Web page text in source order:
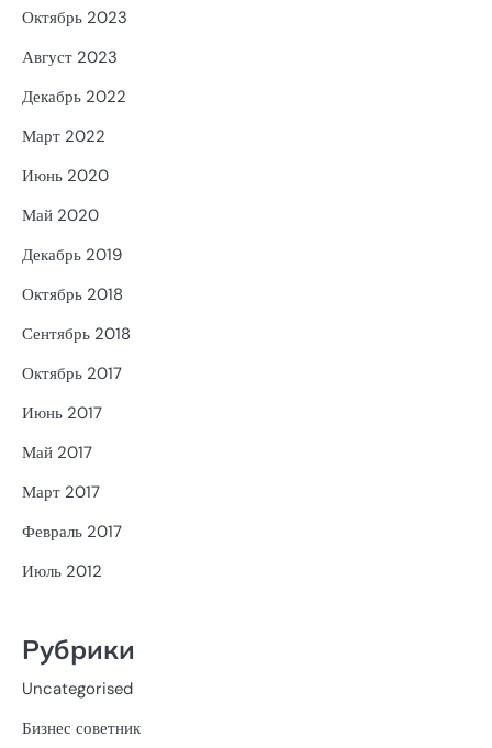
Октябрь 2023
Август 2023
Декабрь 2022
Март 2022
Июнь 2020
Май 2020
Декабрь 2019
Октябрь 2018
Сентябрь 2018
Октябрь 2017
Июнь 2017
Май 2017
Март 2017
Февраль 2017
Июль 2012
Рубрики
Uncategorised
Бизнес советник